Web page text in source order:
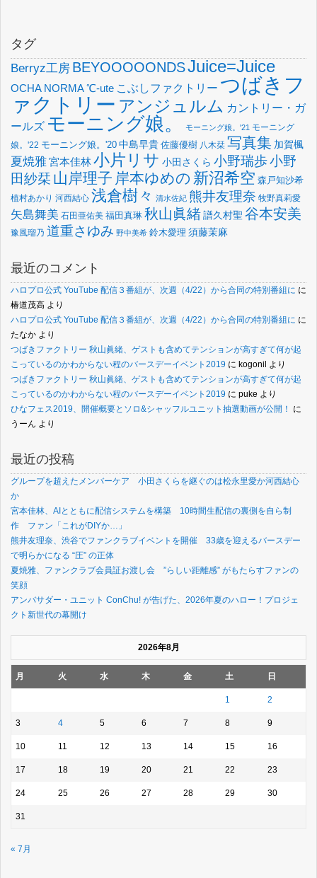
タグ
Berryz工房 BEYOOOOONDSJuice=Juice
OCHA NORMA℃-ute こぶしファクトリー つばきフ
ァクトリー アンジュルム カントリー・ガ
ールズ モーニング娘。 モーニング娘。'21 モーニング
娘。'22 モーニング娘。'20 中島早貴 佐藤優樹 八木栞 写真集 加賀楓
夏焼雅宮本佳林小片リサ 小田さくら 小野瑞歩小野
田紗栞 山岸理子 岸本ゆめの 新沼希空 森戸知沙希
植村あかり 河西結心 浅倉樹々 清水佐紀 熊井友理奈 牧野真莉愛
矢島舞美 石田亜佑美 福田真琳 秋山眞緒譜久村聖 谷本安美
豫風瑠乃 道重さゆみ 野中美希 鈴木愛理 須藤茉麻
最近のコメント
ハロプロ公式 YouTube 配信３番組が、次週（4/22）から合同の特別番組に に
椿道茂高 より
ハロプロ公式 YouTube 配信３番組が、次週（4/22）から合同の特別番組に に
たなか より
つばきファクトリー 秋山眞緒、ゲストも含めてテンションが高すぎて何が起
こっているのかわからない程のバースデーイベント2019 に kogonil より
つばきファクトリー 秋山眞緒、ゲストも含めてテンションが高すぎて何が起
こっているのかわからない程のバースデーイベント2019 に puke より
ひなフェス2019、開催概要とソロ&シャッフルユニット抽選動画が公開！
に
うーん より
最近の投稿
グループを超えたメンバーケア 小田さくらを継ぐのは松永里愛か河西結心
か
宮本佳林、AIとともに配信システムを構築 10時間生配信の裏側を自ら制
作 ファン「これがDIYか…」
熊井友理奈、渋谷でファンクラブイベントを開催 33歳を迎えるバースデー
で明らかになる “圧” の正体
夏焼雅、ファンクラブ会員証お渡し会 ”らしい距離感” がもたらすファンの
笑顔
アンバサダー・ユニット ConChu! が告げた、2026年夏のハロー！プロジェ
クト新世代の幕開け
2026年8月
月 火 水 木 金 土 日
1 2
3 4 5 6 7 8 9
10 11 12 13 14 15 16
17 18 19 20 21 22 23
24 25 26 27 28 29 30
31
« 7月